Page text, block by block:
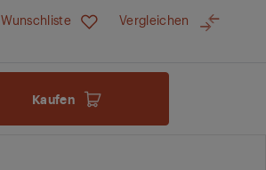
Wunschliste Vergleichen
Kaufen